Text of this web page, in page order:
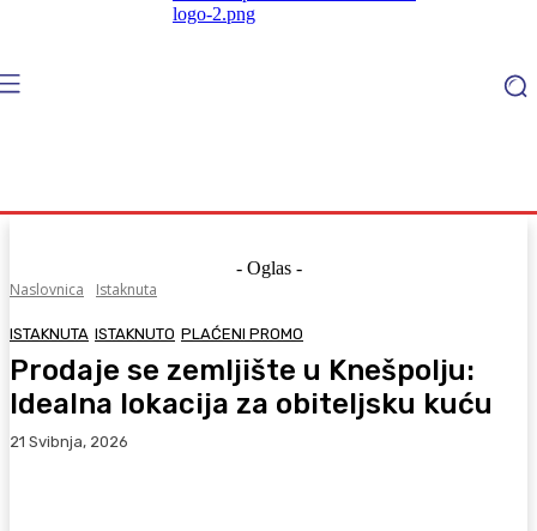
- Oglas -
Naslovnica
Istaknuta
ISTAKNUTA ISTAKNUTO PLAĆENI PROMO
Prodaje se zemljište u Knešpolju:
Idealna lokacija za obiteljsku kuću
21 Svibnja, 2026